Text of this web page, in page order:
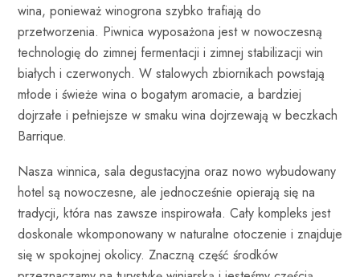
wina, ponieważ winogrona szybko trafiają do
przetworzenia. Piwnica wyposażona jest w nowoczesną
technologię do zimnej fermentacji i zimnej stabilizacji win
białych i czerwonych. W stalowych zbiornikach powstają
młode i świeże wina o bogatym aromacie, a bardziej
dojrzałe i pełniejsze w smaku wina dojrzewają w beczkach
Barrique.
Nasza winnica, sala degustacyjna oraz nowo wybudowany
hotel są nowoczesne, ale jednocześnie opierają się na
tradycji, która nas zawsze inspirowała. Cały kompleks jest
doskonale wkomponowany w naturalne otoczenie i znajduje
się w spokojnej okolicy. Znaczną część środków